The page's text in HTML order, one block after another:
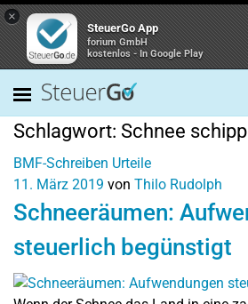
×
SteuerGo App
forium GmbH
kostenlos - In Google Play
Schlagwort: Schnee
BMF-Schreiben Urteile
11. März 2019 von Thilo Rudolph
Schneeräumen:
steuerlich begünstigt